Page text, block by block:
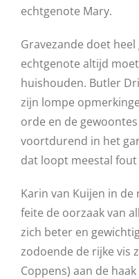
echtgenote Mary.
Gravezande doet
echtgenote altijd
huishouden. Butler
zijn lompe
orde en de
voortdurend in het
dat loopt meestal fout
Karin van Kuijen in
feite de oorzaak van
zich beter en
zodoende de rijke vis
Coppens) aan de